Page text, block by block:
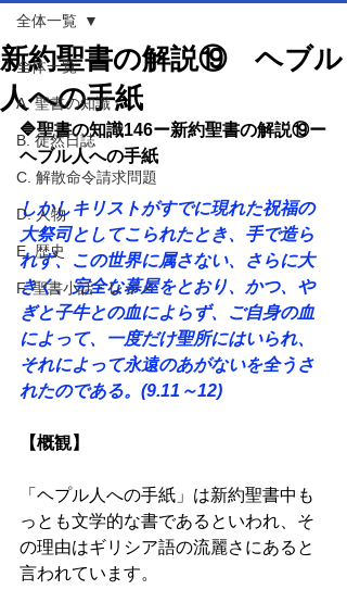
全体一覧
A. 聖書の知識
B. 徒然日誌
C. 解散命令請求問題
D. 人物
E. 歴史
F. 聖書小話・レジメ
全体一覧
新約聖書の解説⑲ ヘブル
人への手紙
🔷聖書の知識146ー新約聖書の解説⑲ー
ヘブル人への手紙
しかしキリストがすでに現れた祝福の
大祭司としてこられたとき、手で造ら
れず、この世界に属さない、さらに大
きく、完全な幕屋をとおり、かつ、や
ぎと子牛との血によらず、ご自身の血
によって、一度だけ聖所にはいられ、
それによって永遠のあがないを全うさ
れたのである。(9.11～12)
【概観】
「ヘプル人への手紙」は新約聖書中も
っとも文学的な書であるといわれ、そ
の理由はギリシア語の流麗さにあると
言われています。